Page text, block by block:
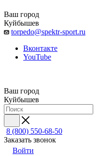
Ваш город
Куйбышев
torpedo@spektr-sport.ru
Вконтакте
YouTube
Ваш город
Куйбышев
8 (800) 550-68-50
Заказать звонок
Войти